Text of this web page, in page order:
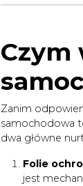
Czym
Zanim
samochodowa
dwa główne
Folie
jest